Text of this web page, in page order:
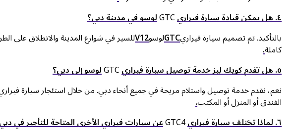
٤. هل يمكن قيادة سيارة فيراري
GTC
لوسو في مدينة دبي؟
بالتأكيد. تم تصميم سيارة فيراريGTCلوسوV12للسير في شوارع المدينة والانطلاق على
كاملة.
٥. هل تقدم كويك ليز خدمة توصيل سيارة فيراري
GTC
لوسو إلى دبي؟
نعم، نقدم خدمة توصيل واستلام مريحة في جميع أنحاء دبي. من خلال استئجار سيارة
الفندق أو المنزل أو المكتب.
٦. لماذا تختلف سيارة فيراري
GTC4
عن سيارات فيراري الأخرى المتاحة للتأجير في